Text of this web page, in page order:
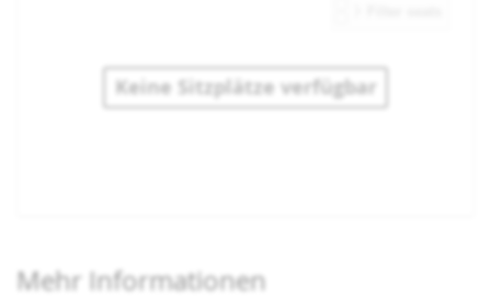
Keine Sitzplätze verfügbar
Mehr Informationen